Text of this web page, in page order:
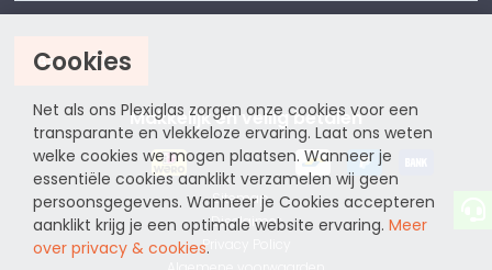
Cookies
Net als ons Plexiglas zorgen onze cookies voor een
transparante en vlekkeloze ervaring. Laat ons weten
welke cookies we mogen plaatsen. Wanneer je
essentiële cookies aanklikt verzamelen wij geen
persoonsgegevens. Wanneer je Cookies accepteren
aanklikt krijg je een optimale website ervaring. Meer
over privacy & cookies.
Aanmelden
Makkelijk en veilig betalen
Sitemap
Disclaimer
Privacy Policy